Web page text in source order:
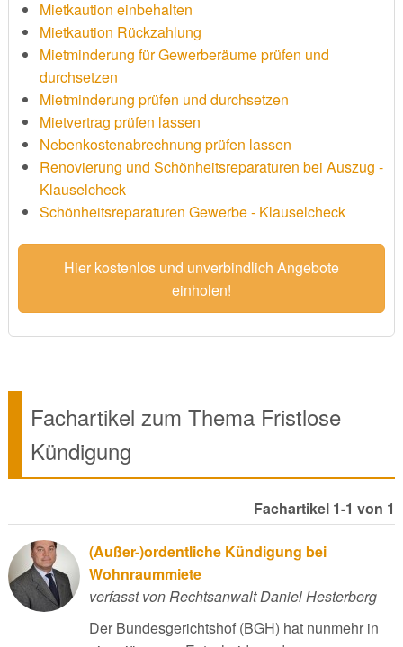
Mietkaution einbehalten
Mietkaution Rückzahlung
Mietminderung für Gewerberäume prüfen und
durchsetzen
Mietminderung prüfen und durchsetzen
Mietvertrag prüfen lassen
Nebenkostenabrechnung prüfen lassen
Renovierung und Schönheitsreparaturen bei Auszug -
Klauselcheck
Schönheitsreparaturen Gewerbe - Klauselcheck
Hier kostenlos und unverbindlich Angebote
einholen!
Fachartikel zum Thema Fristlose
Kündigung
Fachartikel 1-1 von 1
(Außer-)ordentliche Kündigung bei
Wohnraummiete
verfasst von Rechtsanwalt Daniel Hesterberg
Der Bundesgerichtshof (BGH) hat nunmehr in